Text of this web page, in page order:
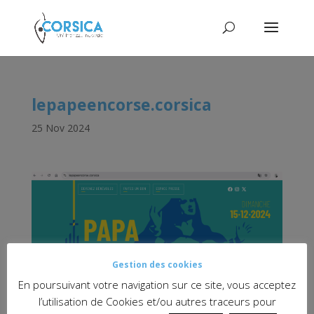
lepapeencorse.corsica
25 Nov 2024
Gestion des cookies
En poursuivant votre navigation sur ce site, vous acceptez
l’utilisation de Cookies et/ou autres traceurs pour